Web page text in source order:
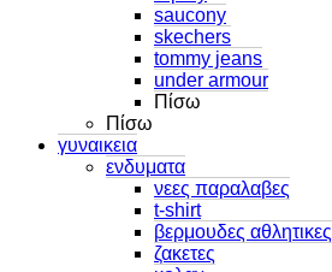
saucony
skechers
tommy jeans
under armour
Πίσω
Πίσω
γυναικεια
ενδυματα
νεες παραλαβες
t-shirt
βερμουδες αθλητικες
ζακετες